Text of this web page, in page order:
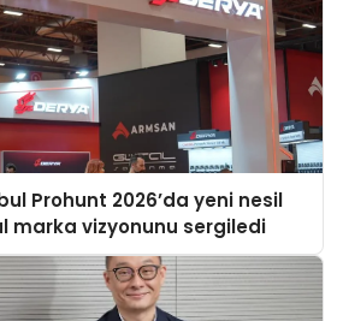
Prohunt 2026’da yeni nesil
marka vizyonunu sergiledi